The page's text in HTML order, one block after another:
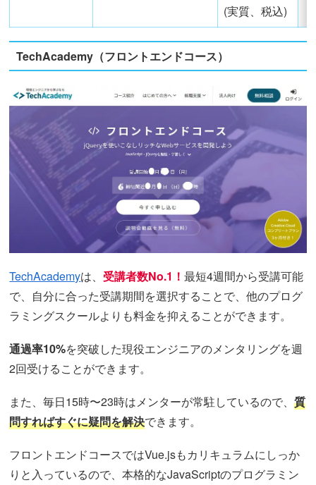
(実質、税込)
TechAcademy（フロントエンドコース）
TechAcademyは、 受講者数No.1！最短4週間から受講可能
で、自分に合った受講期間を選択することで、他のプログ
ラミングスクールよりも料金を抑えることができます。
通過率10%を突破した現役エンジニアのメンタリングを週
2回受けることができます。
また、毎日15時〜23時はメンターが常駐しているので、質
問すればすぐに疑問を解決できます。
フロントエンドコースではVue.jsもカリキュラムにしっか
りと入っているので、本格的なJavaScriptのプログラミン